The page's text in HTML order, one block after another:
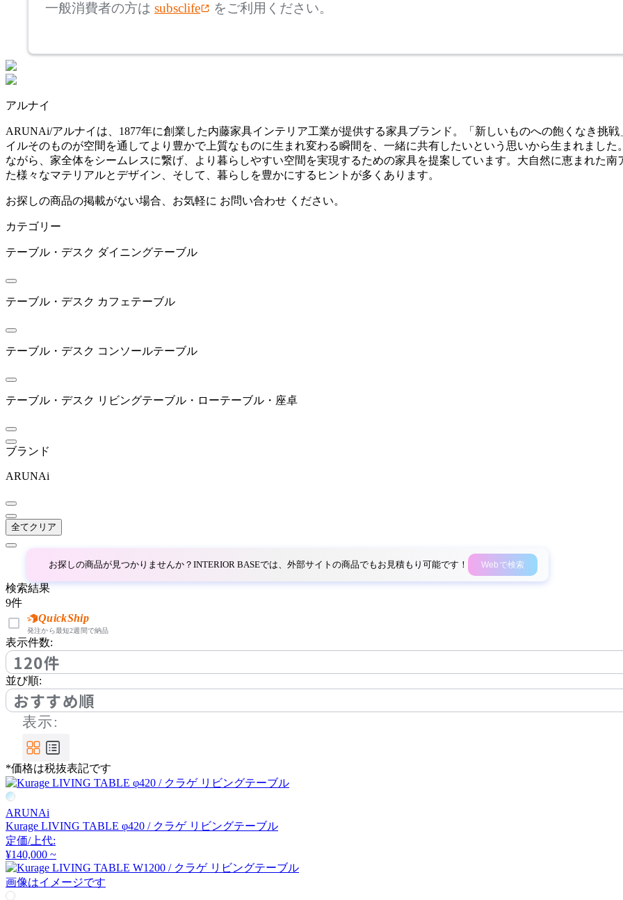
アルテック
ARUNAi
アルナイ
アズマヤ
B-LINE
BoConcept
ボーコンセプト
bogaerts label
ボガーツ・ラベル
by interiors
バイインテリアズ
CARBON STOCK FURNI
TURE
カーボンストックファニ
Coccole
コッコレ
~
mm
一般消費者の方は subsclife をご利用ください。
アルナイ
ARUNAi/アルナイは、1877年に創業した内藤家具インテリア工業が提供する家具ブランド。「新しいものへの飽くなき挑
イルそのものが空間を通してより豊かで上質なものに生まれ変わる瞬間を、一緒に共有したいという思いから生まれまし
ながら、家全体をシームレスに繋げ、より暮らしやすい空間を実現するための家具を提案しています。大自然に恵まれた
た様々なマテリアルとデザイン、そして、暮らしを豊かにするヒントが多くあります。
お探しの商品の掲載がない場合、お気軽に お問い合わせ ください。
カテゴリー
テーブル・デスク ダイニングテーブル
テーブル・デスク カフェテーブル
テーブル・デスク コンソールテーブル
テーブル・デスク リビングテーブル・ローテーブル・座卓
ブランド
ARUNAi
全てクリア
お探しの商品が見つかりませんか？INTERIOR BASEでは、外部サイトの商品でもお見積もり可能です！ Webで検索
検索結果
9件
QuickShip
発注から最短2週間で納品
表示件数:
120件
並び順:
おすすめ順
表示:
*価格は税抜表記です
ARUNAi
Kurage LIVING TABLE φ420 / クラゲ リビングテーブル
定価/上代:
¥140,000 ~
画像はイメージです